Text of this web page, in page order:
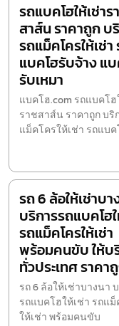
รถแบคโฮให้เช่าร
สาส์น ราคาถูก บ
รถแม็คโครให้เช่า
แบคโฮรับจ้าง แ
รับเหมา
แบคโฮ.com รถแบคโฮ
ราชสาส์น ราคาถูก บริ
แม็คโครให้เช่า รถแบค
รถ 6 ล้อให้เช่าบา
บริการรถแบคโฮ
รถแม็คโครให้เช่า
พร้อมคนขับ ให้บ
ทั่วประเทศ ราคา
รถ 6 ล้อให้เช่าบางนา
รถแบคโฮให้เช่า รถแ
ให้เช่า พร้อมคนขับ